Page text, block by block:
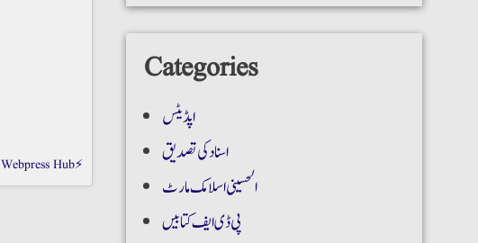
Webpress Hub⚡
Categories
اپڈیٹس
اسناد کی تصدیق
الحسینی اسلامک مارٹ
پی ڈی ایف کتابیں